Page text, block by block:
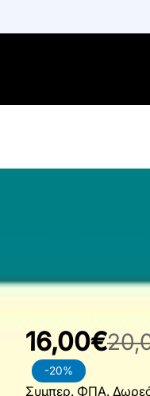
-20%
16,00€
Συμπερ. ΦΠΑ.